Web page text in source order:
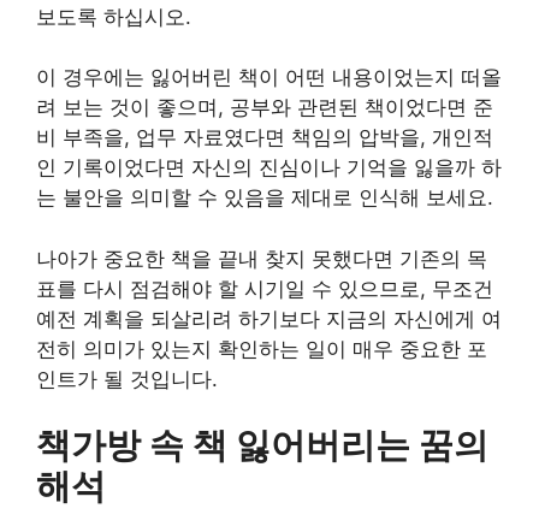
보도록 하십시오.
이 경우에는 잃어버린 책이 어떤 내용이었는지 떠올
려 보는 것이 좋으며, 공부와 관련된 책이었다면 준
비 부족을, 업무 자료였다면 책임의 압박을, 개인적
인 기록이었다면 자신의 진심이나 기억을 잃을까 하
는 불안을 의미할 수 있음을 제대로 인식해 보세요.
나아가 중요한 책을 끝내 찾지 못했다면 기존의 목
표를 다시 점검해야 할 시기일 수 있으므로, 무조건
예전 계획을 되살리려 하기보다 지금의 자신에게 여
전히 의미가 있는지 확인하는 일이 매우 중요한 포
인트가 될 것입니다.
책가방 속 책 잃어버리는 꿈의
해석